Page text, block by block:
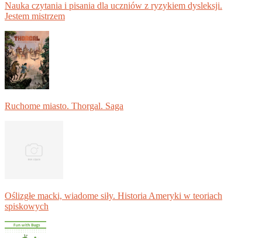
Nauka czytania i pisania dla uczniów z ryzykiem dysleksji.
Jestem mistrzem
Ruchome miasto. Thorgal. Saga
Oślizgłe macki, wiadome siły. Historia Ameryki w teoriach
spiskowych